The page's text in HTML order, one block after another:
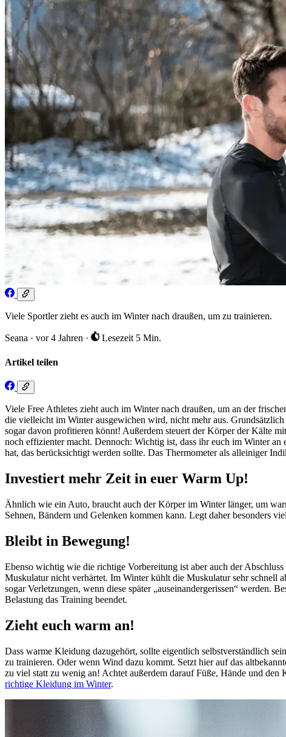
Viele Sportler zieht es auch im Winter nach draußen, um zu trainieren.
Seana · vor 4 Jahren · Lesezeit 5 Min.
Artikel teilen
Viele Free Athletes zieht auch im Winter nach draußen, um an der
die vielleicht im Winter ausgewichen wird, nicht mehr aus.
sogar davon profitieren könnt! Außerdem steuert der Körper der Kälte
noch effizienter macht. Dennoch: Wichtig ist, dass ihr euch im Winter
hat, das berücksichtigt werden sollte. Das Thermometer als alleiniger
Investiert mehr Zeit in euer Warm Up!
Ähnlich wie ein Auto, braucht auch der Körper im Winter länger, um
Sehnen, Bändern und Gelenken kommen kann. Legt daher besonders
Bleibt in Bewegung!
Ebenso wichtig wie die richtige Vorbereitung ist aber auch der
Muskulatur nicht verhärtet. Im Winter kühlt die Muskulatur sehr schnell
sogar Verletzungen, wenn diese später „auseinandergerissen“ werden.
Belastung das Training beendet.
Zieht euch warm an!
Dass warme Kleidung dazugehört, sollte eigentlich selbstverständlich
zu trainieren. Oder wenn Wind dazu kommt. Setzt hier auf das
zu viel statt zu wenig an! Achtet außerdem darauf Füße, Hände und
richtige Kleidung im Winter.